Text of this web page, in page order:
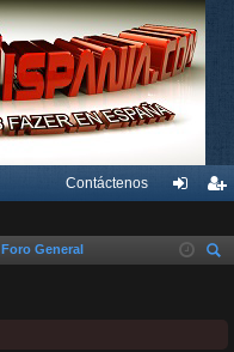
Contáctenos
nti ist
Foro General